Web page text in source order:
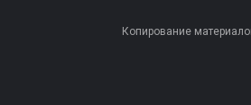
Копирование